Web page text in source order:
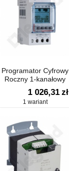
Programator Cyfrowy
Roczny 1-kanałowy
2mod
1 026,31 zł
1 wariant